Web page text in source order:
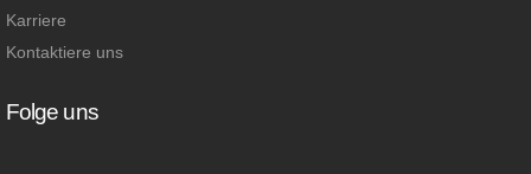
Karriere
Kontaktiere uns
Folge uns